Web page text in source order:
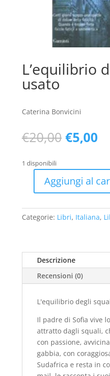
L’equilibrio
usato
Caterina Bonvicini
€20,00 Il
prezzo
era:
€20,00.
€5,00Il
è:
1 disponibili
L'equilibrio
squali
-
Aggiungi al
Categorie: Libri, Italiana,
Descrizione
Recensioni (0)
L'equilibrio degli
Il padre di Sofia vive
attratto dagli squali,
con passione,
gabbia, con
Sudafrica e resta in